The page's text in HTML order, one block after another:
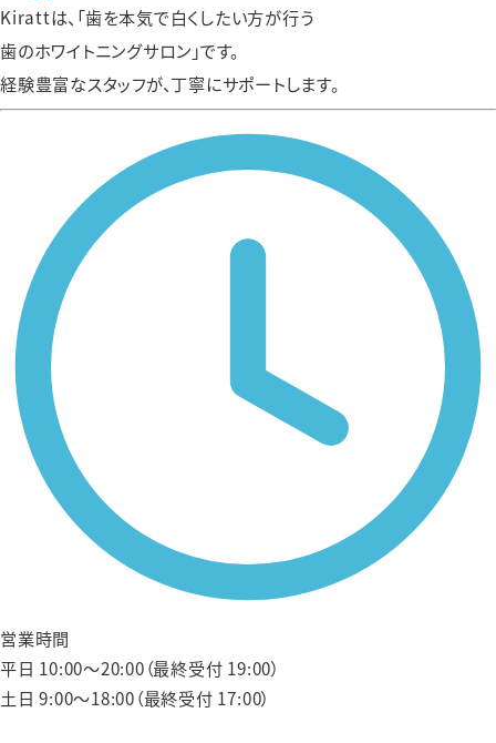
Kirattは、「歯を本気で白くしたい方が行う
歯のホワイトニングサロン」です。
経験豊富なスタッフが、丁寧にサポートします。
営業時間
平日 10:00〜20:00（最終受付 19:00）
土日 9:00〜18:00（最終受付 17:00）